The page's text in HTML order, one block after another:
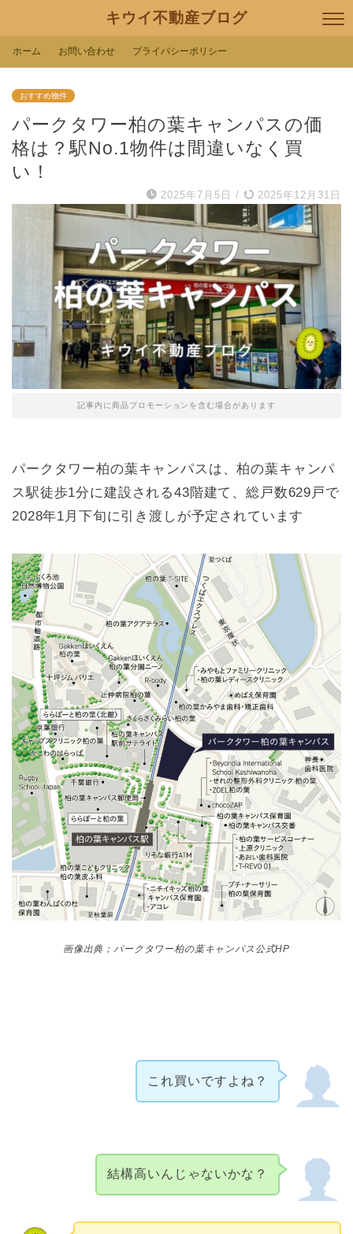
キウイ不動産ブログ
ホーム お問い合わせ プライバシーポリシー
おすすめ物件
パークタワー柏の葉キャンパスの価
格は？駅No.1物件は間違いなく買
い！
2025年7月5日 / 2025年12月31日
記事内に商品プロモーションを含む場合があります
パークタワー柏の葉キャンパスは、柏の葉キャンパ
ス駅徒歩1分に建設される43階建て、総戸数629戸で
2028年1月下旬に引き渡しが予定されています
画像出典；パークタワー柏の葉キャンパス公式HP
これ買いですよね？
結構高いんじゃないかな？